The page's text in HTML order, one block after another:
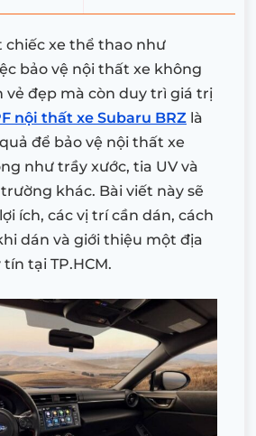
chiếc xe thể thao như
bảo vệ nội thất xe không
vẻ đẹp mà còn duy trì giá trị
nội thất xe Subaru BRZ là
để bảo vệ nội thất xe
như trầy xước, tia UV và
khác. Bài viết này sẽ
ích, các vị trí cần dán, cách
dán và giới thiệu một địa
tại TP.HCM.